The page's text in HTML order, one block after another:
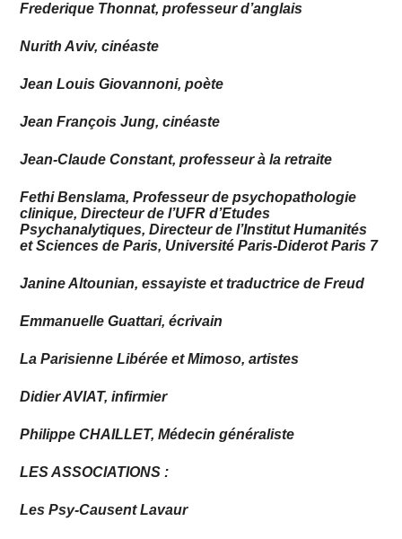
Frederique Thonnat, professeur d’anglais
Nurith Aviv, cinéaste
Jean Louis Giovannoni, poète
Jean François Jung, cinéaste
Jean-Claude Constant, professeur à la retraite
Fethi Benslama, Professeur de psychopathologie
clinique, Directeur de l’UFR d’Etudes
Psychanalytiques, Directeur de l’Institut Humanités
et Sciences de Paris, Université Paris-Diderot Paris 7
Janine Altounian, essayiste et traductrice de Freud
Emmanuelle Guattari, écrivain
La Parisienne Libérée et Mimoso, artistes
Didier AVIAT, infirmier
Philippe CHAILLET, Médecin généraliste
LES ASSOCIATIONS :
Les Psy-Causent Lavaur